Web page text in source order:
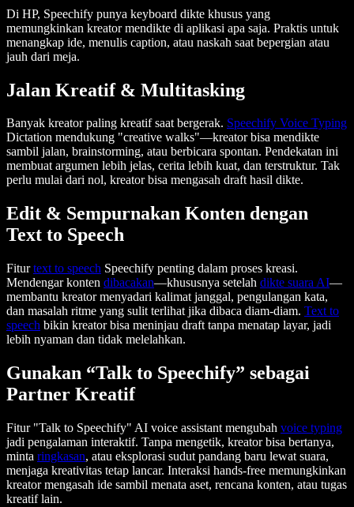
Di HP, Speechify punya keyboard dikte khusus yang
memungkinkan kreator mendikte di aplikasi apa saja. Praktis untuk
menangkap ide, menulis caption, atau naskah saat bepergian atau
jauh dari meja.
Jalan Kreatif & Multitasking
Banyak kreator paling kreatif saat bergerak. Speechify Voice Typing
Dictation mendukung "creative walks"—kreator bisa mendikte
sambil jalan, brainstorming, atau berbicara spontan. Pendekatan ini
membuat argumen lebih jelas, cerita lebih kuat, dan terstruktur. Tak
perlu mulai dari nol, kreator bisa mengasah draft hasil dikte.
Edit & Sempurnakan Konten dengan
Text to Speech
Fiturtext to speech Speechify penting dalam proses kreasi.
Mendengar konten dibacakan—khususnya setelah dikte suara AI—
membantu kreator menyadari kalimat janggal, pengulangan kata,
dan masalah ritme yang sulit terlihat jika dibaca diam-diam. Text to
speech bikin kreator bisa meninjau draft tanpa menatap layar, jadi
lebih nyaman dan tidak melelahkan.
Gunakan “Talk to Speechify” sebagai
Partner Kreatif
Fitur "Talk to Speechify" AI voice assistant mengubah voice typing
jadi pengalaman interaktif. Tanpa mengetik, kreator bisa bertanya,
minta ringkasan, atau eksplorasi sudut pandang baru lewat suara,
menjaga kreativitas tetap lancar. Interaksi hands-free memungkinkan
kreator mengasah ide sambil menata aset, rencana konten, atau tugas
kreatif lain.